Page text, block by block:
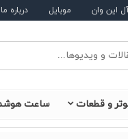
این وان موبایل درباره ما
و قطعات ساعت